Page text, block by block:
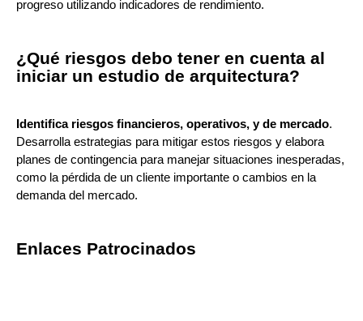
progreso utilizando indicadores de rendimiento.
¿Qué riesgos debo tener en cuenta al
iniciar un estudio de arquitectura?
Identifica riesgos financieros, operativos, y de mercado.
Desarrolla estrategias para mitigar estos riesgos y elabora
planes de contingencia para manejar situaciones inesperadas,
como la pérdida de un cliente importante o cambios en la
demanda del mercado.
Enlaces Patrocinados